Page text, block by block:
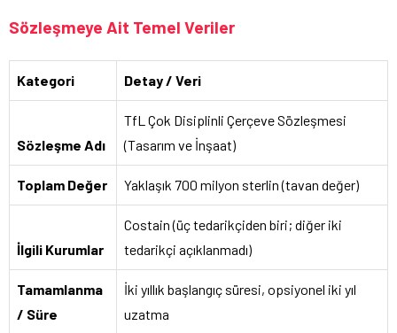
Sözleşmeye Ait Temel Veriler
Kategori Detay / Veri
Sözleşme Adı
TfL Çok Disiplinli Çerçeve Sözleşmesi
(Tasarım ve İnşaat)
Toplam Değer Yaklaşık 700 milyon sterlin (tavan değer)
İlgili Kurumlar
Costain (üç tedarikçiden biri; diğer iki
tedarikçi açıklanmadı)
Tamamlanma
/ Süre
İki yıllık başlangıç süresi, opsiyonel iki yıl
uzatma